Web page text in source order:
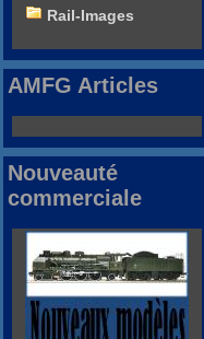
Rail-Images
AMFG Articles
Nouveauté
commerciale